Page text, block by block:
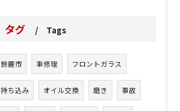
タグ Tags
鈴鹿市 車修理 フロントガラス
持ち込み オイル交換 磨き 事故